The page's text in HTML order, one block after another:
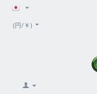
(円/￥)